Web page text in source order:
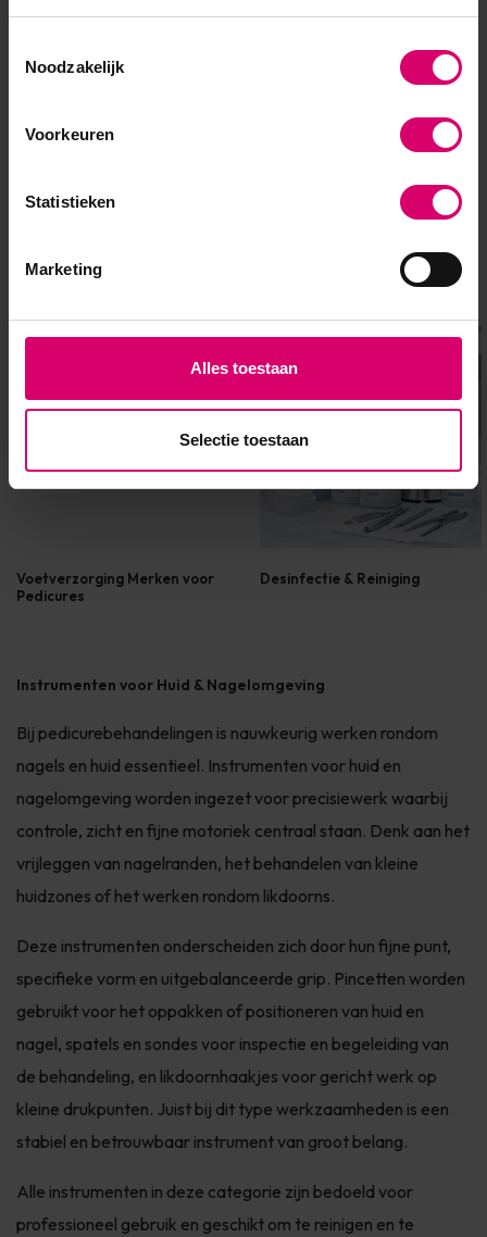
Noodzakelijk
Voorkeuren
Statistieken
Marketing
Alles toestaan
Selectie toestaan
Op voorraad
Overige categorieën in Pedicure
Voetverzorging Merken voor
Pedicures
Desinfectie & Reiniging
Instrumenten voor Huid & Nagelomgeving
Bij pedicurebehandelingen is nauwkeurig werken rondom
nagels en huid essentieel. Instrumenten voor huid en
nagelomgeving worden ingezet voor precisiewerk waarbij
controle, zicht en fijne motoriek centraal staan. Denk aan het
vrijleggen van nagelranden, het behandelen van kleine
huidzones of het werken rondom likdoorns.
Deze instrumenten onderscheiden zich door hun fijne punt,
specifieke vorm en uitgebalanceerde grip. Pincetten worden
gebruikt voor het oppakken of positioneren van huid en
nagel, spatels en sondes voor inspectie en begeleiding van
de behandeling, en likdoornhaakjes voor gericht werk op
kleine drukpunten. Juist bij dit type werkzaamheden is een
stabiel en betrouwbaar instrument van groot belang.
Alle instrumenten in deze categorie zijn bedoeld voor
professioneel gebruik en geschikt om te reinigen en te